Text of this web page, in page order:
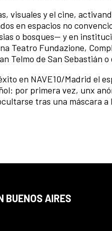
visuales y el cine,
en espacios no
o bosques— y en
Teatro Fundazione,
Telmo de San Sebastián
en NAVE10/Madrid el
por primera vez, unx
tras una máscara a
BUENOS AIRES